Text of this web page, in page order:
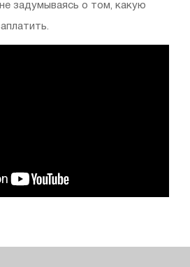
задумываясь о том, какую